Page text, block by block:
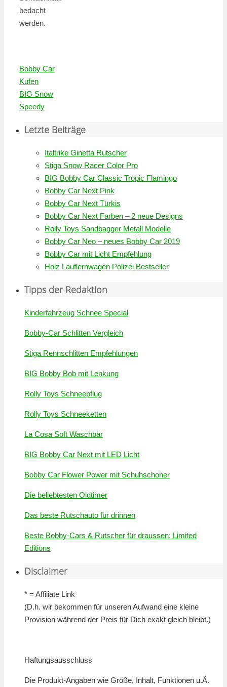
bedacht
werden.
Bobby Car
Kufen
BIG Snow
Speedy
Letzte Beiträge
Italtrike Ginetta Rutscher
Stiga Snow Racer Color Pro
BIG Bobby Car Classic Tropic Flamingo
Bobby Car Next Pink
Bobby Car Next Türkis
Bobby Car Next Farben – 2 neue Designs
Rolly Toys Sandbagger Metall Modelle
Bobby Car Neo – neues Bobby Car 2019
Bobby Car mit Licht Empfehlung
Holz Lauflernwagen Polizei Bestseller
Tipps der Redaktion
Kinderfahrzeug Schnee Special
Bobby-Car Schlitten Vergleich
Stiga Rennschlitten Empfehlungen
BIG Bobby Bob mit Lenkung
Rolly Toys Schneepflug
Rolly Toys Schneeketten
La Cosa Soft Waschbär
BIG Bobby Car Next mit LED Licht
Bobby Car Flower Power mit Schuhschoner
Die beliebtesten Oldtimer
Das beste Rutschauto für drinnen
Beste Bobby-Cars & Rutscher für draussen: Limited
Editions
Disclaimer
* = Affiliate Link
(D.h. wir bekommen für unseren Aufwand eine kleine
Provision während der Preis für Dich exakt gleich bleibt.)
Haftungsausschluss
Die Produkt-Angaben wie Größe, Inhalt, Funktionen u.Ä.